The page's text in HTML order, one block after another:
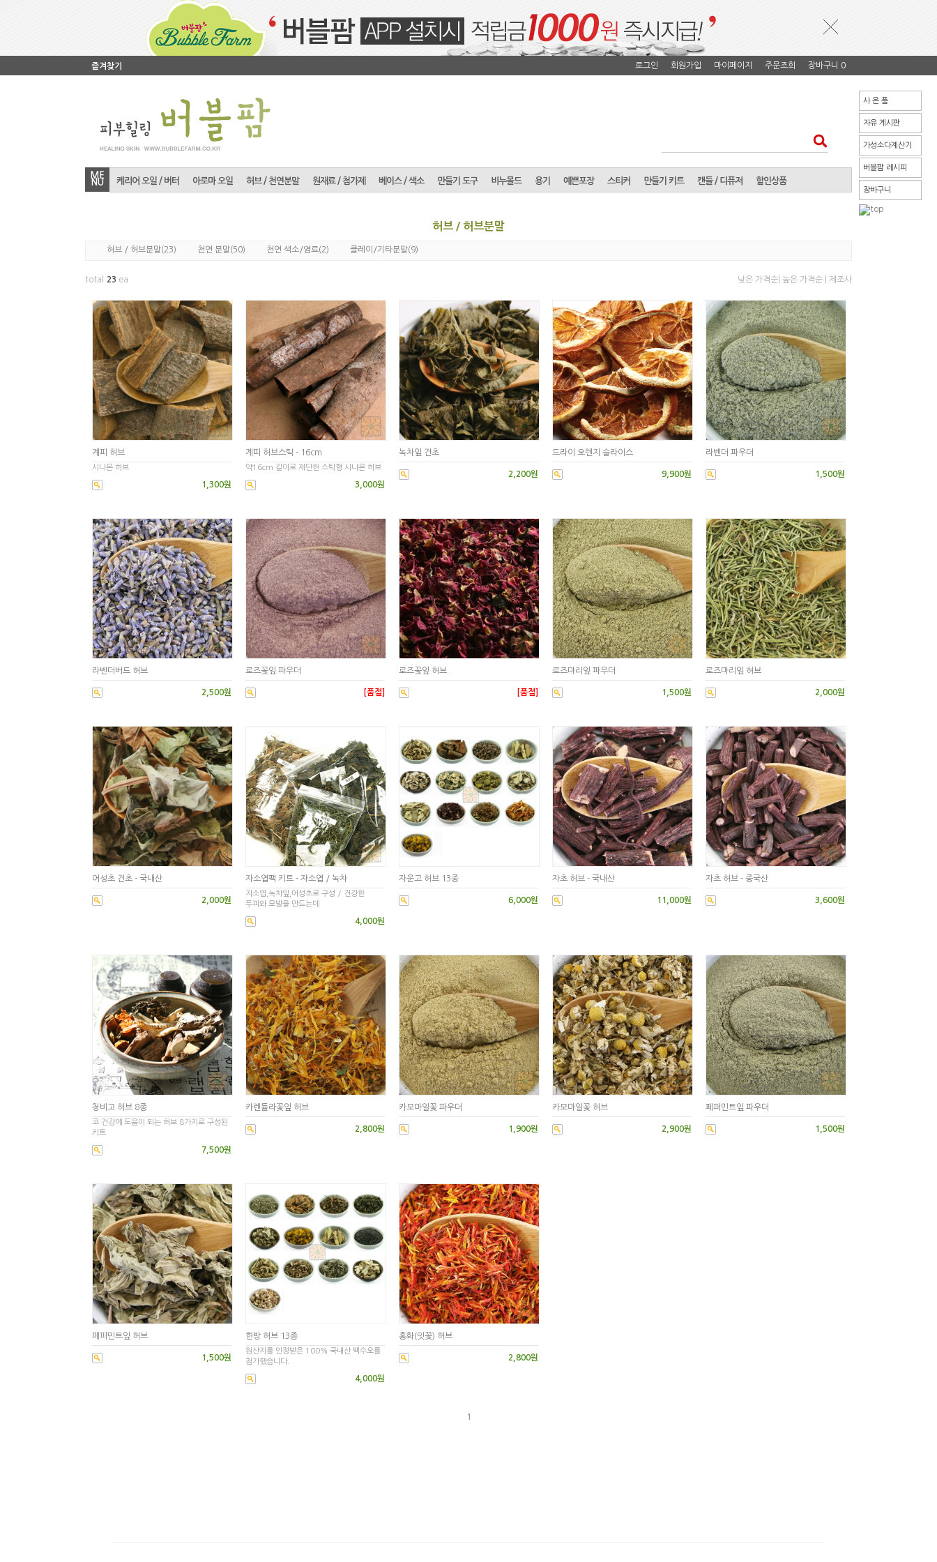
사 은 품
자유 게시판
가성소다계산기
버블팜 레시피
장바구니
즐겨찾기 로그인 회원가입 마이페이지 주문조회 장바구니 0
ME
NU 케리어 오일 / 버터 아로마 오일 허브 / 천연분말 원재료 / 첨가제 베이스 / 색소 만들기 도구 비누몰드 용기 예쁜포장 스티커 만들기 키트 캔들 / 디퓨저 할인상품
허브 / 허브분말
허브 / 허브분말(23) 천연 분말(50) 천연 색소/염료(2) 클레이/기타분말(9)
total 23 ea 낮은 가격순| 높은 가격순 | 제조사
계피 허브
시나몬 허브
1,300원
계피 허브스틱 - 16cm
약16cm 길이로 재단한 스틱형 시나몬 허브
3,000원
녹차잎 건초
2,200원
드라이 오렌지 슬라이스
9,900원
라벤더 파우더
1,500원
라벤더버드 허브
2,500원
로즈꽃잎 파우더
[품절]
로즈꽃잎 허브
[품절]
로즈마리잎 파우더
1,500원
로즈마리잎 허브
2,000원
어성초 건초 - 국내산
2,000원
자소엽팩 키트 - 자소엽 / 녹차
자소엽,녹차잎,어성초로 구성 / 건강한
두피와 모발을 만드는데
4,000원
자운고 허브 13종
6,000원
자초 허브 - 국내산
11,000원
자초 허브 - 중국산
3,600원
청비고 허브 8종
코 건강에 도움이 되는 허브 8가지로 구성된
키트
7,500원
카렌듈라꽃잎 허브
2,800원
카모마일꽃 파우더
1,900원
카모마일꽃 허브
2,900원
페퍼민트잎 파우더
1,500원
페퍼민트잎 허브
1,500원
한방 허브 13종
원산지를 인정받은 100% 국내산 백수오를
첨가했습니다.
4,000원
홍화(잇꽃) 허브
2,800원
1